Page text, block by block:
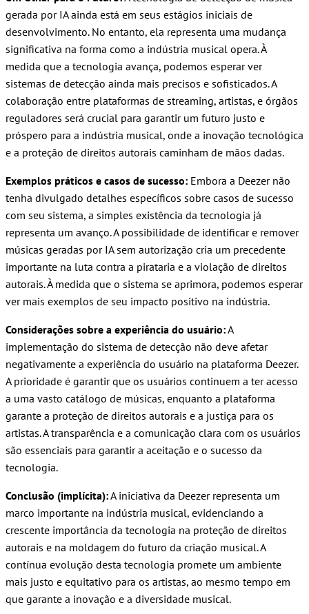
gerada por IA ainda está em seus estágios iniciais de
desenvolvimento. No entanto, ela representa uma mudança
significativa na forma como a indústria musical opera. À
medida que a tecnologia avança, podemos esperar ver
sistemas de detecção ainda mais precisos e sofisticados. A
colaboração entre plataformas de streaming, artistas, e órgãos
reguladores será crucial para garantir um futuro justo e
próspero para a indústria musical, onde a inovação tecnológica
e a proteção de direitos autorais caminham de mãos dadas.
Exemplos práticos e casos de sucesso: Embora a Deezer não
tenha divulgado detalhes específicos sobre casos de sucesso
com seu sistema, a simples existência da tecnologia já
representa um avanço. A possibilidade de identificar e remover
músicas geradas por IA sem autorização cria um precedente
importante na luta contra a pirataria e a violação de direitos
autorais. À medida que o sistema se aprimora, podemos esperar
ver mais exemplos de seu impacto positivo na indústria.
Considerações sobre a experiência do usuário:A
implementação do sistema de detecção não deve afetar
negativamente a experiência do usuário na plataforma Deezer.
A prioridade é garantir que os usuários continuem a ter acesso
a uma vasto catálogo de músicas, enquanto a plataforma
garante a proteção de direitos autorais e a justiça para os
artistas. A transparência e a comunicação clara com os usuários
são essenciais para garantir a aceitação e o sucesso da
tecnologia.
Conclusão (implícita):A iniciativa da Deezer representa um
marco importante na indústria musical, evidenciando a
crescente importância da tecnologia na proteção de direitos
autorais e na moldagem do futuro da criação musical. A
contínua evolução desta tecnologia promete um ambiente
mais justo e equitativo para os artistas, ao mesmo tempo em
que garante a inovação e a diversidade musical.